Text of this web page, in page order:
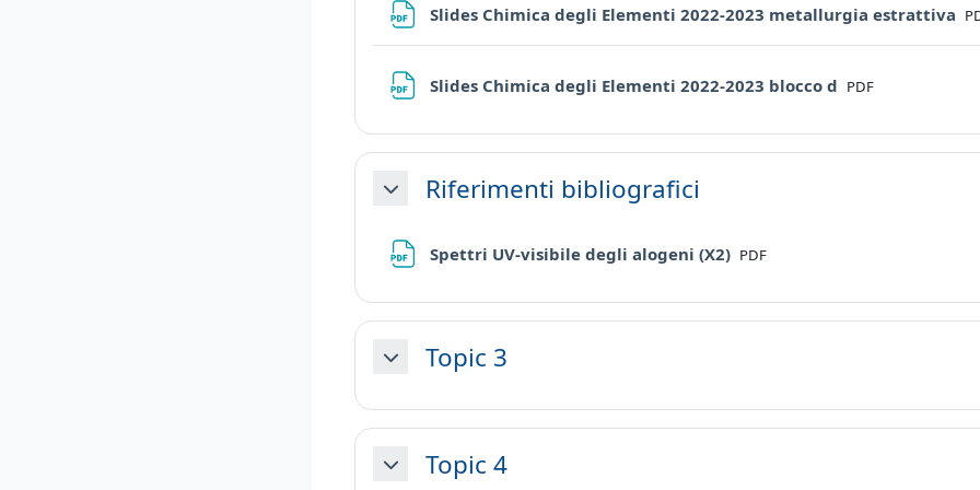
Slides Chimica degli Elementi 2022-2023 metallurgia estrattiva
Slides Chimica degli Elementi 2022-2023 blocco d File
PDF
MinimizzaRiferimenti bibliografici
Spettri UV-visibile degli alogeni (X2) File
PDF
MinimizzaTopic 3
MinimizzaTopic 4